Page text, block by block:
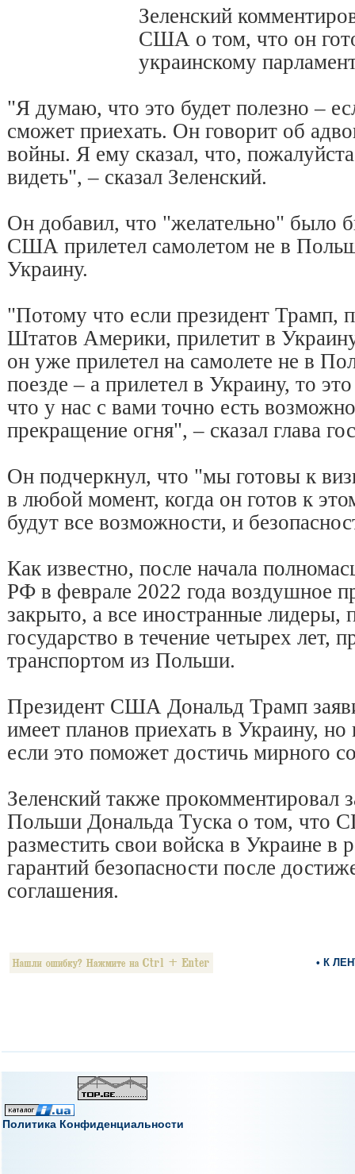
Зеленский
США о том, что он
украинскому
"Я думаю, что это будет полезно –
сможет приехать. Он говорит об
войны. Я ему сказал, что,
видеть", – сказал Зеленский.
Он добавил, что "желательно" было
США прилетел самолетом не в
Украину.
"Потому что если президент Трамп,
Штатов Америки, прилетит в
он уже прилетел на самолете не в
поезде – а прилетел в Украину, то
что у нас с вами точно есть
прекращение огня", – сказал глава
Он подчеркнул, что "мы готовы к
в любой момент, когда он готов к
будут все возможности, и
Как известно, после начала
РФ в феврале 2022 года воздушное
закрыто, а все иностранные
государство в течение четырех лет,
транспортом из Польши.
Президент США Дональд Трамп
имеет планов приехать в Украину, но
если это поможет достичь мирного
Зеленский также прокомментировал
Польши Дональда Туска о том, что
разместить свои войска в Украине в
гарантий безопасности после
соглашения.
• К
Политика Конфиденциальности